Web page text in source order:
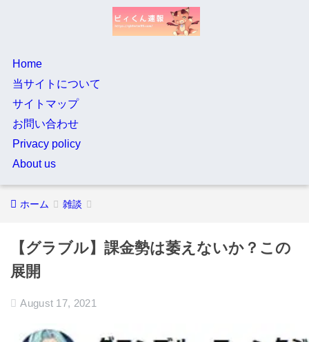
Home
当サイトについて
サイトマップ
お問い合わせ
Privacy policy
About us
ホーム 雑談
【グラブル】課金勢は萎えないか？この
展開
August 17, 2021